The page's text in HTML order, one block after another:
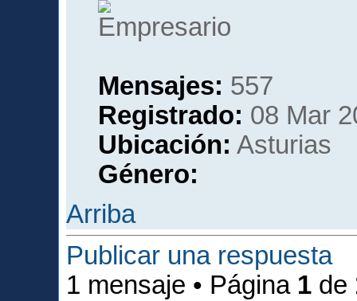
Mensajes: 557
Registrado: 08 Mar
Ubicación: Asturias
Género:
Arriba
Publicar una respuesta
1 mensaje • Página 1 de